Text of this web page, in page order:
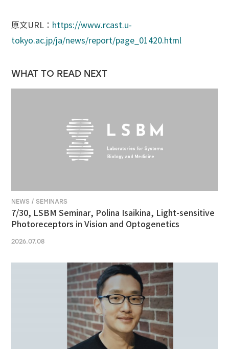
原文URL： https://www.rcast.u-
tokyo.ac.jp/ja/news/report/page_01420.html
WHAT TO READ NEXT
NEWS / SEMINARS
7/30, LSBM Seminar, Polina Isaikina, Light-sensitive
Photoreceptors in Vision and Optogenetics
2026.07.08